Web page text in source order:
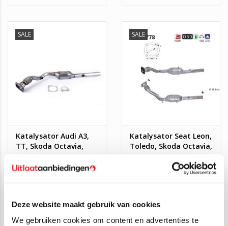
Deze website maakt gebruik van cookies
We gebruiken cookies om content en advertenties te
SALE
Katalysator Audi A3,
TT, Skoda Octavia,
IV
SALE
Katalysator Seat Leon,
Toledo, Skoda Octavia,